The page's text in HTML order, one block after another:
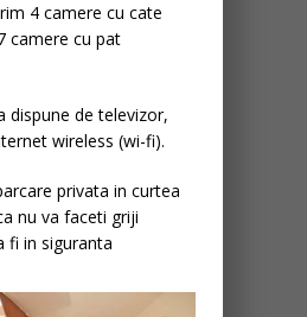
4 camere cu cate
camere cu pat
dispune de televizor,
wireless (wi-fi).
privata in curtea
nu va faceti griji
fi in siguranta